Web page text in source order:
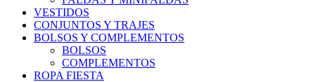
VESTIDOS
CONJUNTOS Y TRAJES
BOLSOS Y COMPLEMENTOS
BOLSOS
COMPLEMENTOS
ROPA FIESTA